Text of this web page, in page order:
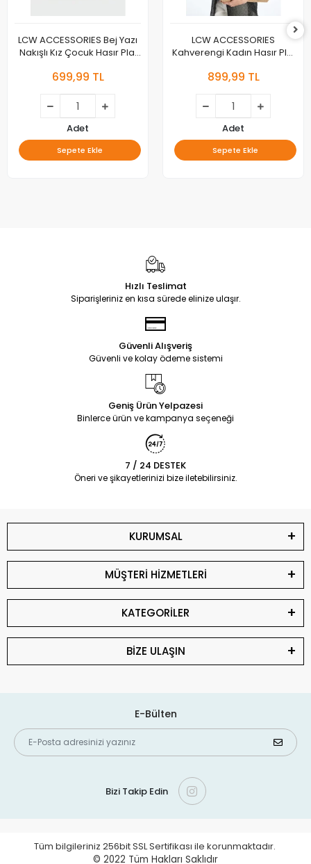
LCW ACCESSORIES Bej Yazı
Nakışlı Kız Çocuk Hasır Plaj
699,99 TL
Adet
Sepete Ekle
LCW ACCESSORIES
Kahverengi Kadın Hasır Plaj
899,99 TL
Adet
Sepete Ekle
Hızlı Teslimat
Siparişleriniz en kısa sürede elinize ulaşır.
Güvenli Alışveriş
Güvenli ve kolay ödeme sistemi
Geniş Ürün Yelpazesi
Binlerce ürün ve kampanya seçeneği
7 / 24 DESTEK
Öneri ve şikayetlerinizi bize iletebilirsiniz.
KURUMSAL
MÜŞTERİ HİZMETLERİ
KATEGORİLER
BİZE ULAŞIN
E-Bülten
Bizi Takip Edin
Tüm bilgileriniz 256bit SSL Sertifikası ile korunmaktadır.
© 2022 Tüm Hakları Saklıdır